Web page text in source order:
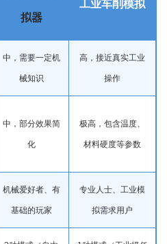
拟器
工业车削模拟
中，需要一定机
械知识
高，接近真实工业
操作
中，部分效果简
化
极高，包含温度、
材料硬度等参数
机械爱好者、有
基础的玩家
专业人士、工业模
拟需求用户